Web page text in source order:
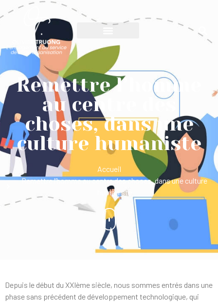
Remettre l’homme
au centre des
choses, dans une
culture humaniste
Accueil
Remettre l’homme au centre des choses, dans une culture
humaniste
Depuis le début du XXIème siècle, nous sommes entrés dans une
phase sans précédent de développement technologique, qui